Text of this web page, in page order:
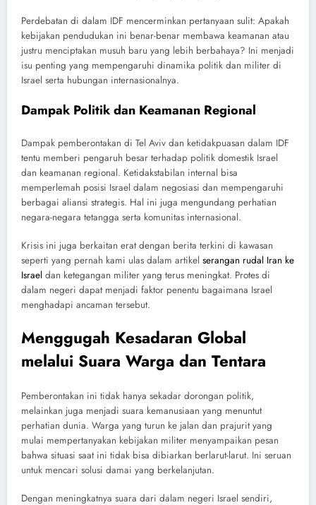
Perdebatan di dalam IDF mencerminkan pertanyaan sulit: Apakah
kebijakan pendudukan ini benar-benar membawa keamanan atau
justru menciptakan musuh baru yang lebih berbahaya? Ini menjadi
isu penting yang mempengaruhi dinamika politik dan militer di
Israel serta hubungan internasionalnya.
Dampak Politik dan Keamanan Regional
Dampak pemberontakan di Tel Aviv dan ketidakpuasan dalam IDF
tentu memberi pengaruh besar terhadap politik domestik Israel
dan keamanan regional. Ketidakstabilan internal bisa
memperlemah posisi Israel dalam negosiasi dan mempengaruhi
berbagai aliansi strategis. Hal ini juga mengundang perhatian
negara-negara tetangga serta komunitas internasional.
Krisis ini juga berkaitan erat dengan berita terkini di kawasan
seperti yang pernah kami ulas dalam artikel serangan rudal Iran ke
Israel dan ketegangan militer yang terus meningkat. Protes di
dalam negeri dapat menjadi faktor penentu bagaimana Israel
menghadapi ancaman tersebut.
Menggugah Kesadaran Global
melalui Suara Warga dan Tentara
Pemberontakan ini tidak hanya sekadar dorongan politik,
melainkan juga menjadi suara kemanusiaan yang menuntut
perhatian dunia. Warga yang turun ke jalan dan prajurit yang
mulai mempertanyakan kebijakan militer menyampaikan pesan
bahwa situasi saat ini tidak bisa dibiarkan berlarut-larut. Ini seruan
untuk mencari solusi damai yang berkelanjutan.
Dengan meningkatnya suara dari dalam negeri Israel sendiri,